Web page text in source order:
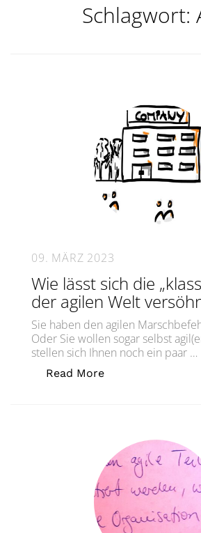
Schlagwort:
09. MÄRZ 2023
Wie lässt sich die
der agilen Welt
Sie haben den agilen
Oder Sie wollen sogar selbst
stellen sich Ihnen noch ein paar …
Read More„Wie lässt sich